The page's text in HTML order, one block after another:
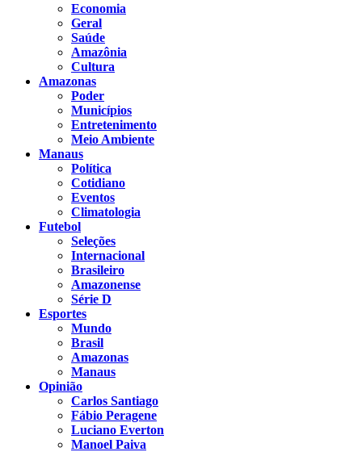
Economia
Geral
Saúde
Amazônia
Cultura
Amazonas
Poder
Municípios
Entretenimento
Meio Ambiente
Manaus
Política
Cotidiano
Eventos
Climatologia
Futebol
Seleções
Internacional
Brasileiro
Amazonense
Série D
Esportes
Mundo
Brasil
Amazonas
Manaus
Opinião
Carlos Santiago
Fábio Peragene
Luciano Everton
Manoel Paiva